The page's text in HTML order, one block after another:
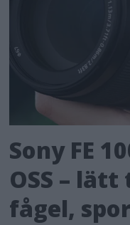
Sony FE
OSS –
fågel,